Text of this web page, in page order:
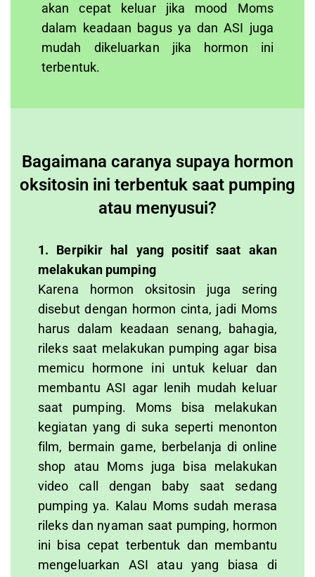
akan cepat keluar jika mood Moms
dalam keadaan bagus ya dan ASI juga
mudah dikeluarkan jika hormon ini
terbentuk.
Bagaimana caranya supaya hormon
oksitosin ini terbentuk saat pumping
atau menyusui?
1. Berpikir hal yang positif saat akan
melakukan pumping
Karena hormon oksitosin juga sering
disebut dengan hormon cinta, jadi Moms
harus dalam keadaan senang, bahagia,
rileks saat melakukan pumping agar bisa
memicu hormone ini untuk keluar dan
membantu ASI agar lenih mudah keluar
saat pumping. Moms bisa melakukan
kegiatan yang di suka seperti menonton
film, bermain game, berbelanja di online
shop atau Moms juga bisa melakukan
video call dengan baby saat sedang
pumping ya. Kalau Moms sudah merasa
rileks dan nyaman saat pumping, hormon
ini bisa cepat terbentuk dan membantu
mengeluarkan ASI atau yang biasa di